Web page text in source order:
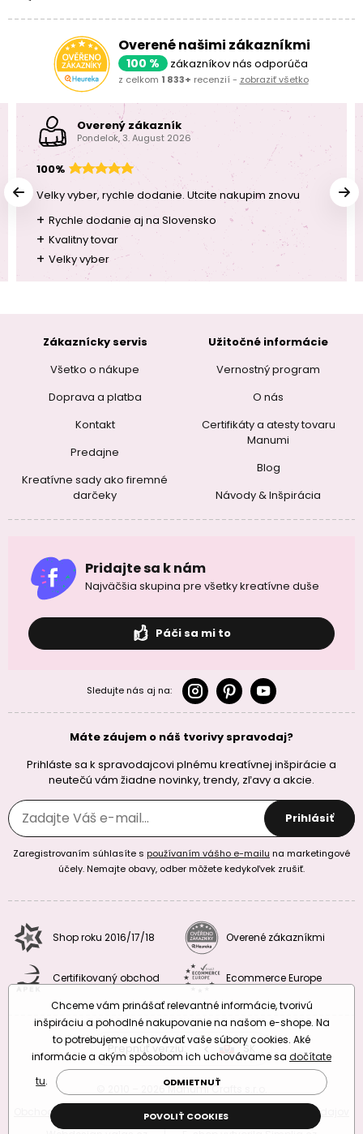
Overené našimi zákazníkmi
100 % zákazníkov nás odporúča
z celkom 1 833+ recenzií - zobraziť všetko
Overený zákazník
Pondelok, 3. August 2026
100%
Velky vyber, rychle dodanie. Utcite nakupim znovu
+ Rychle dodanie aj na Slovensko
+ Kvalitny tovar
+ Velky vyber
Zákaznícky servis
Všetko o nákupe
Doprava a platba
Kontakt
Predajne
Kreatívne sady ako firemné
darčeky
Užitočné informácie
Vernostný program
O nás
Certifikáty a atesty tovaru
Manumi
Blog
Návody & Inšpirácia
Pridajte sa k nám
Najväčšia skupina pre všetky kreatívne duše
Páči sa mi to
Sledujte nás aj na:
Máte záujem o náš tvorivy spravodaj?
Prihláste sa k spravodajcovi plnému kreatívnej inšpirácie a
neutečú vám žiadne novinky, trendy, zľavy a akcie.
Prihlásiť
Zaregistrovaním súhlasíte s používaním vášho e-mailu na marketingové
účely. Nemajte obavy, odber môžete kedykoľvek zrušiť.
Shop roku 2016/17/18 Overené zákazníkmi
Certifikovaný obchod Ecommerce Europe
Prepnúť verziu: CZSK
© 2010 – 2026 Manumi Crafts s.r.o.
Obchodné podmienky
Podmienky ochrany osobných údajov
Chceme vám prinášať relevantné informácie, tvorivú
inšpiráciu a pohodlné nakupovanie na našom e-shope. Na
to potrebujeme uchovávať vaše súbory cookies. Aké
informácie a akým spôsobom ich uchovávame sa dočítate
tu. ODMIETNUŤ
POVOLIŤ COOKIES